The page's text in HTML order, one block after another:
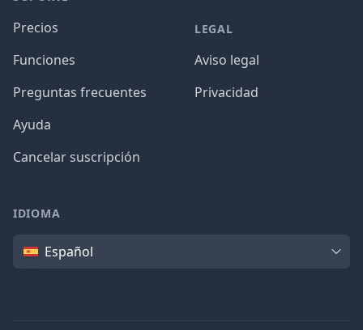
Precios
Funciones
Preguntas frecuentes
Ayuda
Cancelar suscripción
LEGAL
Aviso legal
Privacidad
IDIOMA
IdiomaEspañol